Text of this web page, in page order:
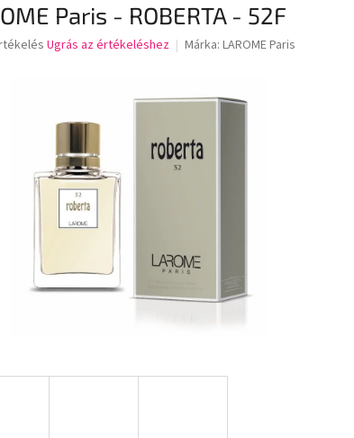
Paris - ROBERTA - 52F
Ugrás az értékeléshez Márka: LAROME Paris